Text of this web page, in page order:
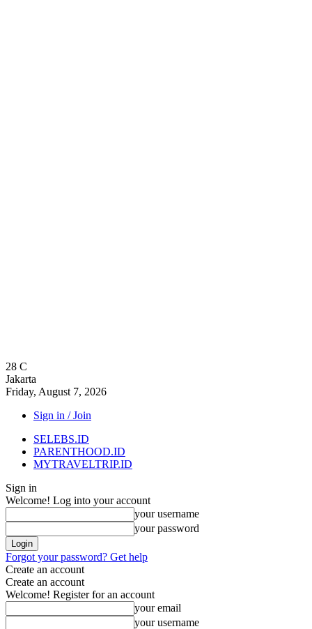
28 C
Jakarta
Friday, August 7, 2026
Sign in / Join
SELEBS.ID
PARENTHOOD.ID
MYTRAVELTRIP.ID
Sign in
Welcome! Log into your account
your username
your password
Forgot your password? Get help
Create an account
Create an account
Welcome! Register for an account
your email
your username